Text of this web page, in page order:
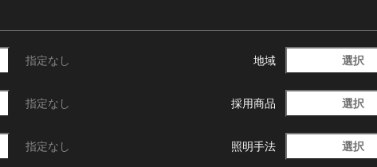
指定なし 地域 選択
指定なし 採用商品 選択
指定なし 照明手法 選択